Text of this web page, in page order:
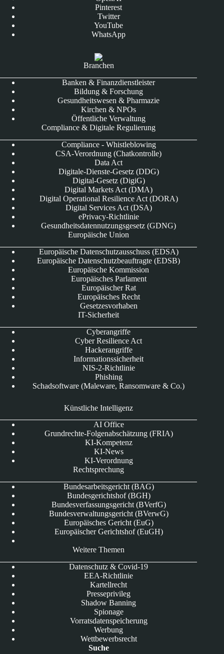
Pinterest
Twitter
YouTube
WhatsApp
Branchen
Banken & Finanzdienstleister
Bildung & Forschung
Gesundheitswesen & Pharmazie
Kirchen & NPOs
Öffentliche Verwaltung
Compliance & Digitale Regulierung
Compliance - Whistleblowing
CSA-Verordnung (Chatkontrolle)
Data Act
Digitale-Dienste-Gesetz (DDG)
Digital-Gesetz (DigiG)
Digital Markets Act (DMA)
Digital Operational Resilience Act (DORA)
Digital Services Act (DSA)
ePrivacy-Richtlinie
Gesundheitsdatennutzungsgesetz (GDNG)
Europäische Union
Europäische Datenschutzausschuss (EDSA)
Europäische Datenschutzbeauftragte (EDSB)
Europäische Kommission
Europäisches Parlament
Europäischer Rat
Europäisches Recht
Gesetzesvorhaben
IT-Sicherheit
Cyberangriffe
Cyber Resilience Act
Hackerangriffe
Informationssicherheit
NIS-2-Richtlinie
Phishing
Schadsoftware (Maleware, Ransomware & Co.)
Künstliche Intelligenz
AI Office
Grundrechte-Folgenabschätzung (FRIA)
KI-Kompetenz
KI-News
KI-Verordnung
Rechtsprechung
Bundesarbeitsgericht (BAG)
Bundesgerichtshof (BGH)
Bundesverfassungsgericht (BVerfG)
Bundesverwaltungsgericht (BVerwG)
Europäisches Gericht (EuG)
Europäischer Gerichtshof (EuGH)
Weitere Themen
Datenschutz & Covid-19
EEA-Richtlinie
Kartellrecht
Presseprivileg
Shadow Banning
Spionage
Vorratsdatenspeicherung
Werbung
Wettbewerbsrecht
Suche